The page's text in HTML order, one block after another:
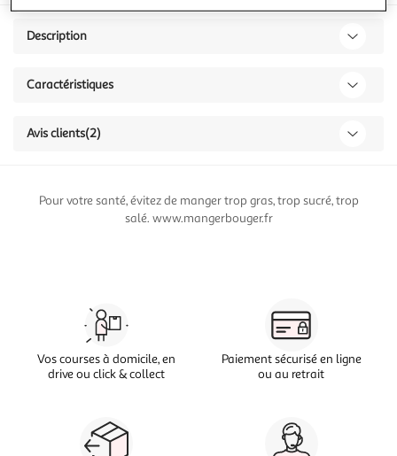
Description
Caractéristiques
Avis clients(2)
Pour votre santé, évitez de manger trop gras, trop sucré, trop
salé. www.mangerbouger.fr
Vos courses à domicile, en
drive ou click & collect
Paiement sécurisé en ligne
ou au retrait